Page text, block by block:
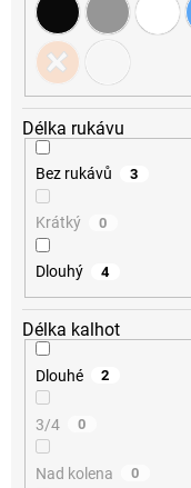
Délka rukávu
Bez rukávů 3
Krátký 0
Dlouhý 4
Délka kalhot
Dlouhé 2
3/4 0
Nad kolena 0